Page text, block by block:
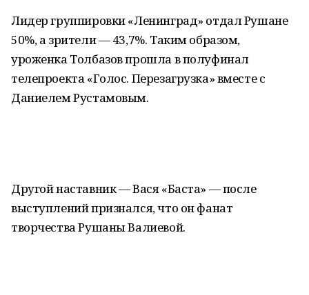
Лидер группировки «Ленинград» отдал Рушане
50%, а зрители — 43,7%. Таким образом,
уроженка Толбазов прошла в полуфинал
телепроекта «Голос. Перезагрузка» вместе с
Даниелем Рустамовым.
Другой наставник — Вася «Баста» — после
выступлений признался, что он фанат
творчества Рушаны Валиевой.